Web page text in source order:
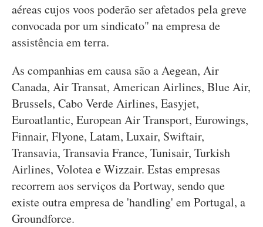
aéreas cujos voos poderão ser afetados pela greve
convocada por um sindicato" na empresa de
assistência em terra.
As companhias em causa são a Aegean, Air
Canada, Air Transat, American Airlines, Blue Air,
Brussels, Cabo Verde Airlines, Easyjet,
Euroatlantic, European Air Transport, Eurowings,
Finnair, Flyone, Latam, Luxair, Swiftair,
Transavia, Transavia France, Tunisair, Turkish
Airlines, Volotea e Wizzair. Estas empresas
recorrem aos serviços da Portway, sendo que
existe outra empresa de 'handling' em Portugal, a
Groundforce.